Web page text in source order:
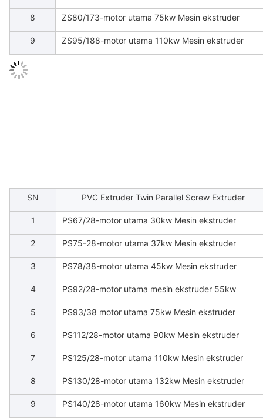
8 ZS80/173-motor utama 75kw Mesin ekstruder
9 ZS95/188-motor utama 110kw Mesin ekstruder
SN PVC Extruder Twin Parallel Screw Extruder
1 PS67/28-motor utama 30kw Mesin ekstruder
2 PS75-28-motor utama 37kw Mesin ekstruder
3 PS78/38-motor utama 45kw Mesin ekstruder
4 PS92/28-motor utama mesin ekstruder 55kw
5 PS93/38 motor utama 75kw Mesin ekstruder
6 PS112/28-motor utama 90kw Mesin ekstruder
7 PS125/28-motor utama 110kw Mesin ekstruder
8 PS130/28-motor utama 132kw Mesin ekstruder
9 PS140/28-motor utama 160kw Mesin ekstruder